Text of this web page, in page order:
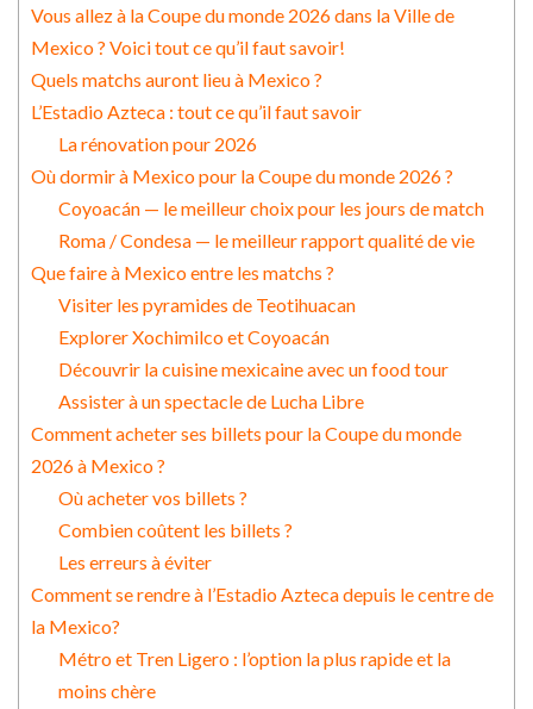
Vous allez à la Coupe du monde 2026 dans la Ville de
Mexico ? Voici tout ce qu’il faut savoir!
Quels matchs auront lieu à Mexico ?
L’Estadio Azteca : tout ce qu’il faut savoir
La rénovation pour 2026
Où dormir à Mexico pour la Coupe du monde 2026 ?
Coyoacán — le meilleur choix pour les jours de match
Roma / Condesa — le meilleur rapport qualité de vie
Que faire à Mexico entre les matchs ?
Visiter les pyramides de Teotihuacan
Explorer Xochimilco et Coyoacán
Découvrir la cuisine mexicaine avec un food tour
Assister à un spectacle de Lucha Libre
Comment acheter ses billets pour la Coupe du monde
2026 à Mexico ?
Où acheter vos billets ?
Combien coûtent les billets ?
Les erreurs à éviter
Comment se rendre à l’Estadio Azteca depuis le centre de
la Mexico?
Métro et Tren Ligero : l’option la plus rapide et la
moins chère